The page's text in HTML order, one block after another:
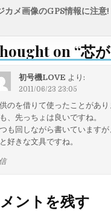
カメ画像のGPS情報に注
on “芯
初号機LOVE より:
2011/06/23 23:05
のを借りて使ったことがあ
、先っちょは良いですね。
も回しながら書いていますが
好きな文具ですね。
ントを残す